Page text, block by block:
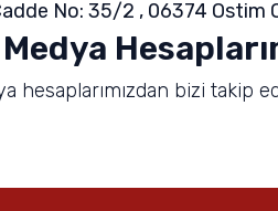
No: 35/2 , 06374 Ostim
hesaplarımızdan bizi takip